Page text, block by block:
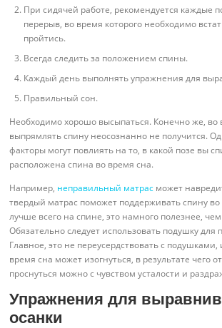
При сидячей работе, рекомендуется каждые
перерыв, во время которого необходимо
пройтись.
Всегда следить за положением спины.
Каждый день выполнять упражнения для
Правильный сон.
Необходимо хорошо высыпаться. Конечно же, во
выпрямлять спину неосознанно не получится.
факторы могут повлиять на то, в какой позе вы
расположена спина во время сна.
Например, неправильный матрас может
твердый матрас поможет поддерживать спину
лучше всего на спине, это намного полезнее,
Обязательно следует использовать подушку для
Главное, это не переусердствовать с подушками,
время сна может изогнуться, в результате чего
проснуться можно с чувством усталости и
Упражнения для
осанки